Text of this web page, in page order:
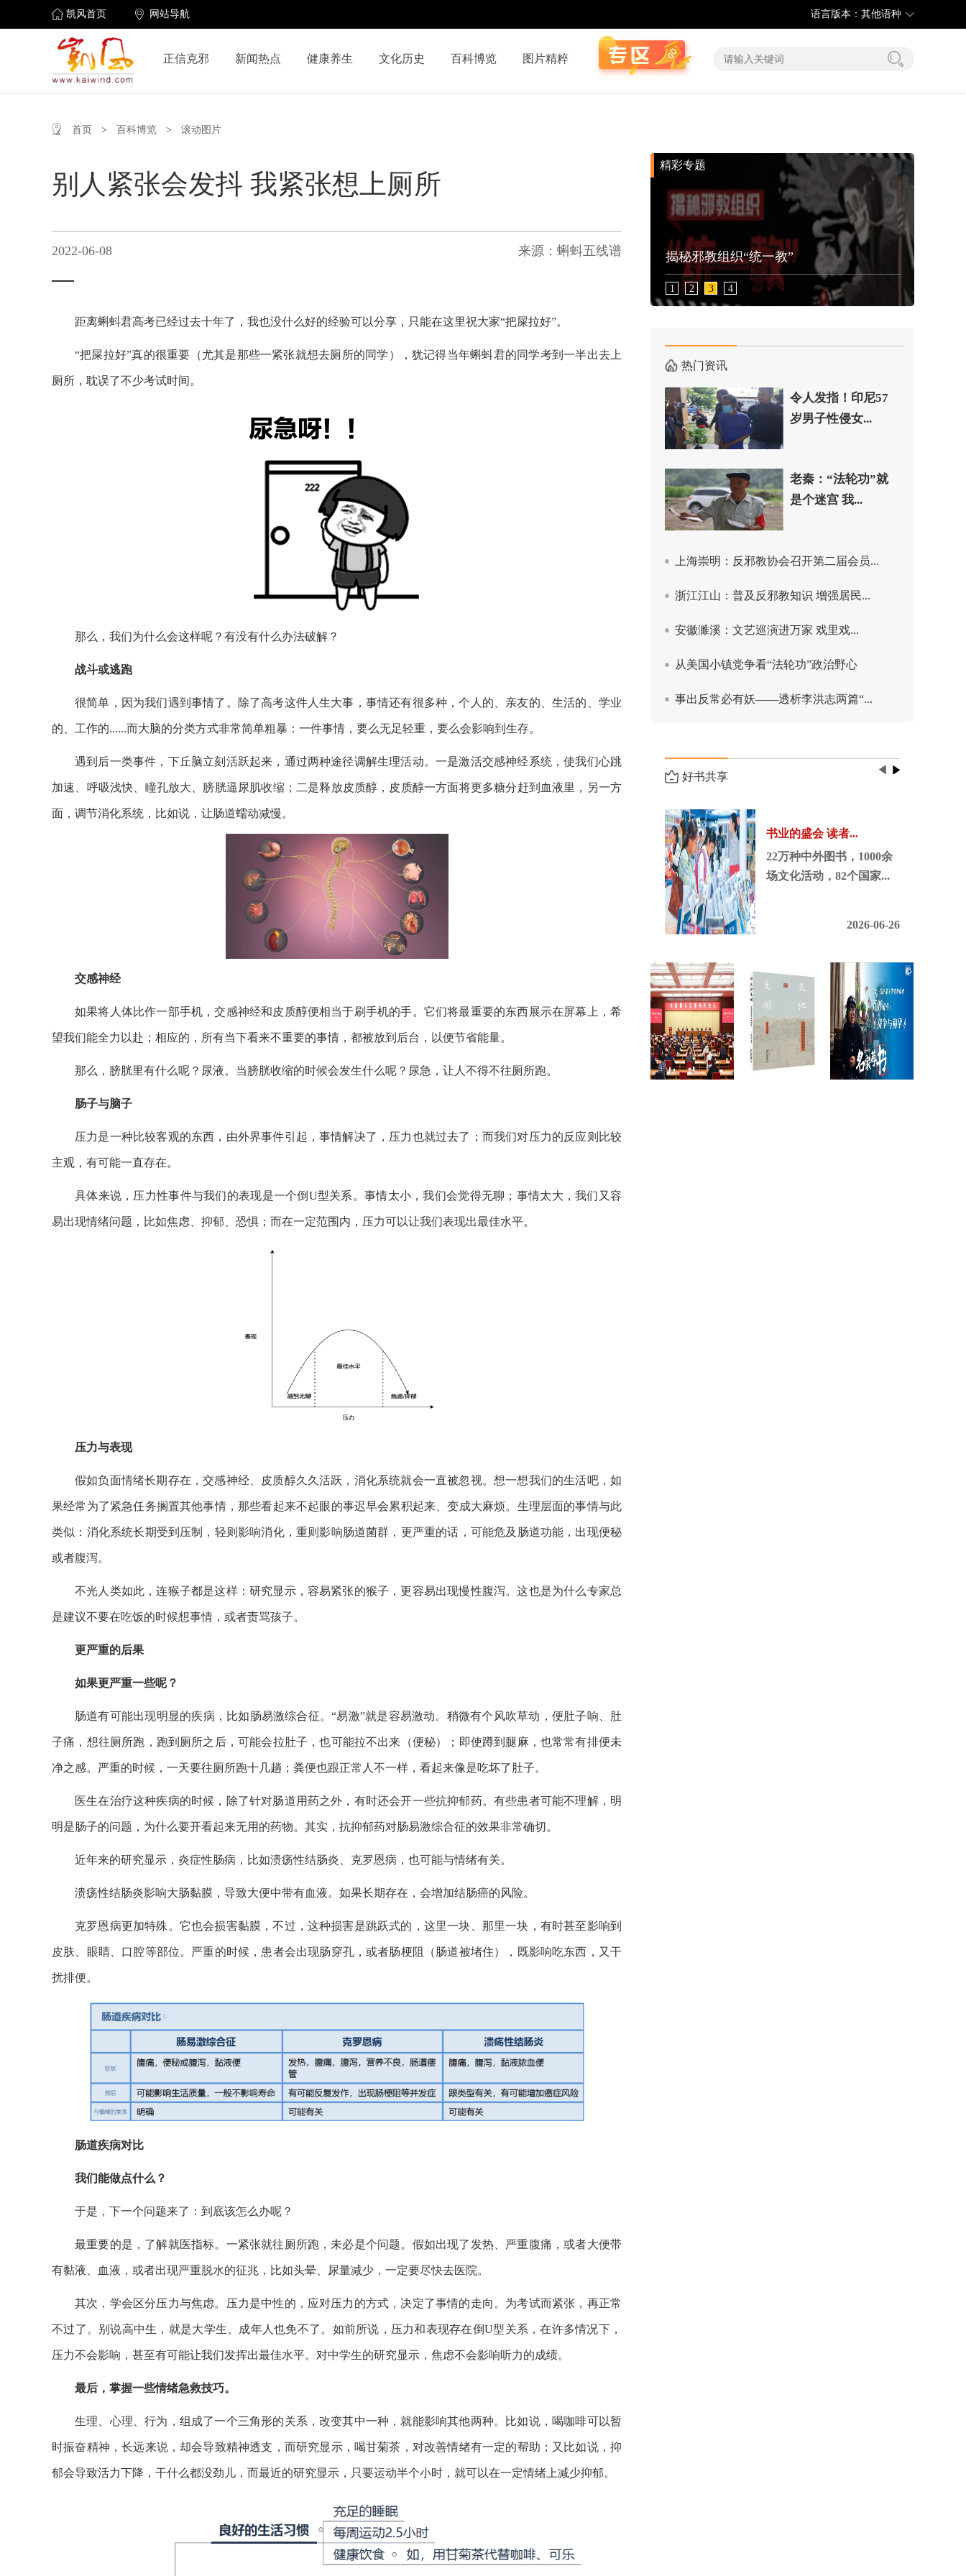
凯风首页 网站导航 语言版本：其他语种
正信克邪 新闻热点 健康养生 文化历史 百科博览 图片精粹
首页 > 百科博览 > 滚动图片
别人紧张会发抖 我紧张想上厕所
2022-06-08 来源：蝌蚪五线谱
距离蝌蚪君高考已经过去十年了，我也没什么好的经验可以分享，只能在这里祝大家“把屎拉好”。
“把屎拉好”真的很重要（尤其是那些一紧张就想去厕所的同学），犹记得当年蝌蚪君的同学考到一半出去上
厕所，耽误了不少考试时间。
那么，我们为什么会这样呢？有没有什么办法破解？
战斗或逃跑
很简单，因为我们遇到事情了。除了高考这件人生大事，事情还有很多种，个人的、亲友的、生活的、学业
的、工作的......而大脑的分类方式非常简单粗暴：一件事情，要么无足轻重，要么会影响到生存。
遇到后一类事件，下丘脑立刻活跃起来，通过两种途径调解生理活动。一是激活交感神经系统，使我们心跳
加速、呼吸浅快、瞳孔放大、膀胱逼尿肌收缩；二是释放皮质醇，皮质醇一方面将更多糖分赶到血液里，另一方
面，调节消化系统，比如说，让肠道蠕动减慢。
交感神经
如果将人体比作一部手机，交感神经和皮质醇便相当于刷手机的手。它们将最重要的东西展示在屏幕上，希
望我们能全力以赴；相应的，所有当下看来不重要的事情，都被放到后台，以便节省能量。
那么，膀胱里有什么呢？尿液。当膀胱收缩的时候会发生什么呢？尿急，让人不得不往厕所跑。
肠子与脑子
压力是一种比较客观的东西，由外界事件引起，事情解决了，压力也就过去了；而我们对压力的反应则比较
主观，有可能一直存在。
具体来说，压力性事件与我们的表现是一个倒U型关系。事情太小，我们会觉得无聊；事情太大，我们又容
易出现情绪问题，比如焦虑、抑郁、恐惧；而在一定范围内，压力可以让我们表现出最佳水平。
压力与表现
假如负面情绪长期存在，交感神经、皮质醇久久活跃，消化系统就会一直被忽视。想一想我们的生活吧，如
果经常为了紧急任务搁置其他事情，那些看起来不起眼的事迟早会累积起来、变成大麻烦。生理层面的事情与此
类似：消化系统长期受到压制，轻则影响消化，重则影响肠道菌群，更严重的话，可能危及肠道功能，出现便秘
或者腹泻。
不光人类如此，连猴子都是这样：研究显示，容易紧张的猴子，更容易出现慢性腹泻。这也是为什么专家总
是建议不要在吃饭的时候想事情，或者责骂孩子。
更严重的后果
如果更严重一些呢？
肠道有可能出现明显的疾病，比如肠易激综合征。“易激”就是容易激动。稍微有个风吹草动，便肚子响、肚
子痛，想往厕所跑，跑到厕所之后，可能会拉肚子，也可能拉不出来（便秘）；即使蹲到腿麻，也常常有排便未
净之感。严重的时候，一天要往厕所跑十几趟；粪便也跟正常人不一样，看起来像是吃坏了肚子。
医生在治疗这种疾病的时候，除了针对肠道用药之外，有时还会开一些抗抑郁药。有些患者可能不理解，明
明是肠子的问题，为什么要开看起来无用的药物。其实，抗抑郁药对肠易激综合征的效果非常确切。
近年来的研究显示，炎症性肠病，比如溃疡性结肠炎、克罗恩病，也可能与情绪有关。
溃疡性结肠炎影响大肠黏膜，导致大便中带有血液。如果长期存在，会增加结肠癌的风险。
克罗恩病更加特殊。它也会损害黏膜，不过，这种损害是跳跃式的，这里一块、那里一块，有时甚至影响到
皮肤、眼睛、口腔等部位。严重的时候，患者会出现肠穿孔，或者肠梗阻（肠道被堵住），既影响吃东西，又干
扰排便。
肠道疾病对比
我们能做点什么？
于是，下一个问题来了：到底该怎么办呢？
最重要的是，了解就医指标。一紧张就往厕所跑，未必是个问题。假如出现了发热、严重腹痛，或者大便带
有黏液、血液，或者出现严重脱水的征兆，比如头晕、尿量减少，一定要尽快去医院。
其次，学会区分压力与焦虑。压力是中性的，应对压力的方式，决定了事情的走向。为考试而紧张，再正常
不过了。别说高中生，就是大学生、成年人也免不了。如前所说，压力和表现存在倒U型关系，在许多情况下，
压力不会影响，甚至有可能让我们发挥出最佳水平。对中学生的研究显示，焦虑不会影响听力的成绩。
最后，掌握一些情绪急救技巧。
生理、心理、行为，组成了一个三角形的关系，改变其中一种，就能影响其他两种。比如说，喝咖啡可以暂
时振奋精神，长远来说，却会导致精神透支，而研究显示，喝甘菊茶，对改善情绪有一定的帮助；又比如说，抑
郁会导致活力下降，干什么都没劲儿，而最近的研究显示，只要运动半个小时，就可以在一定情绪上减少抑郁。